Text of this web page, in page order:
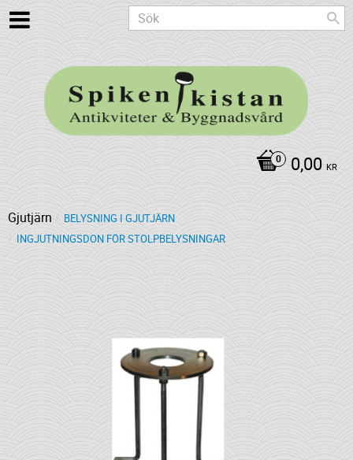
0,00 KR
Gjutjärn
BELYSNING I GJUTJÄRN
INGJUTNINGSDON FÖR STOLPBELYSNINGAR